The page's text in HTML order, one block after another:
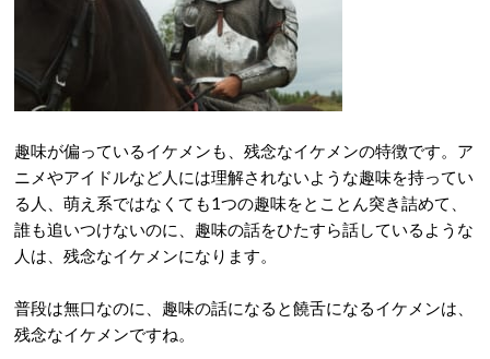
趣味が偏っているイケメンも、残念なイケメンの特徴です。ア
ニメやアイドルなど人には理解されないような趣味を持ってい
る人、萌え系ではなくても1つの趣味をとことん突き詰めて、
誰も追いつけないのに、趣味の話をひたすら話しているような
人は、残念なイケメンになります。
普段は無口なのに、趣味の話になると饒舌になるイケメンは、
残念なイケメンですね。